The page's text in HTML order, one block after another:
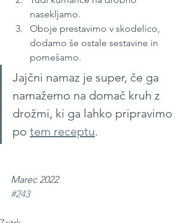
nasekljamo.
Oboje prestavimo v skodelico,
dodamo še ostale sestavine in
pomešamo.
Jajčni namaz je super, če ga
namažemo na domač kruh z
drožmi, ki ga lahko pripravimo
po tem receptu.
Marec 2022
#243